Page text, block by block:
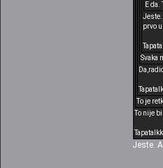
E
prvo
Svaka
To je
To nije
Jeste.